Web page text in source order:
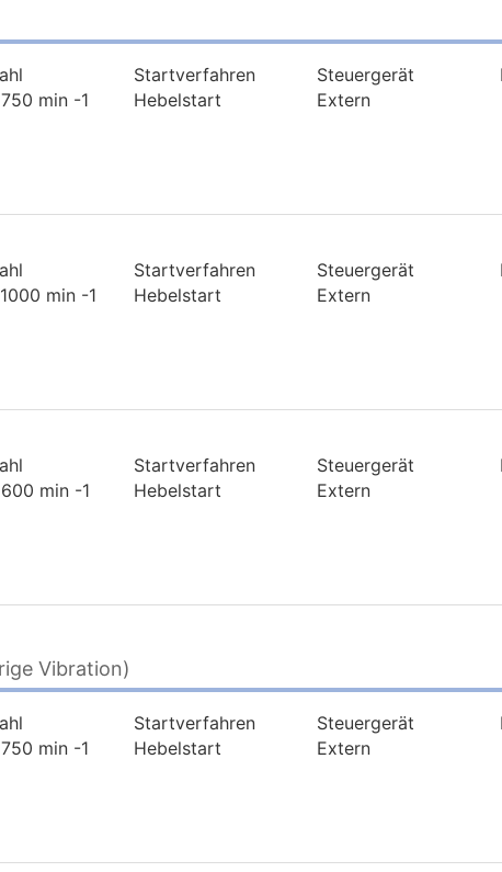
min -1
Startverfahren
Hebelstart
Steuergerät
Extern
min -1
Startverfahren
Hebelstart
Steuergerät
Extern
min -1
Startverfahren
Hebelstart
Steuergerät
Extern
Vibration)
min -1
Startverfahren
Hebelstart
Steuergerät
Extern